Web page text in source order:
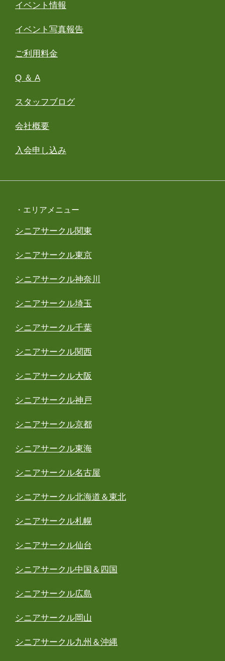
イベント情報
イベント写真報告
ご利用料金
Q ＆ A
スタッフブログ
会社概要
入会申し込み
・エリアメニュー
シニアサークル関東
シニアサークル東京
シニアサークル神奈川
シニアサークル埼玉
シニアサークル千葉
シニアサークル関西
シニアサークル大阪
シニアサークル神戸
シニアサークル京都
シニアサークル東海
シニアサークル名古屋
シニアサークル北海道＆東北
シニアサークル札幌
シニアサークル仙台
シニアサークル中国＆四国
シニアサークル広島
シニアサークル岡山
シニアサークル九州＆沖縄